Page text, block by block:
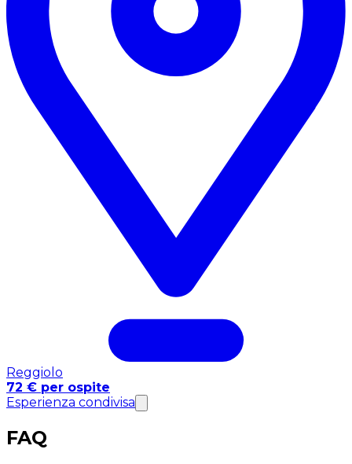
Reggiolo
72 € per ospite
Esperienza condivisa
FAQ